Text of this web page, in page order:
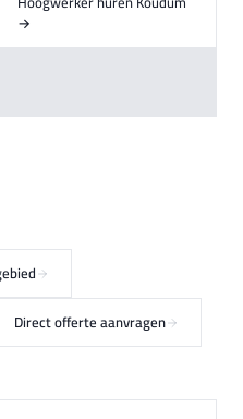
→
Direct offerte aanvragen